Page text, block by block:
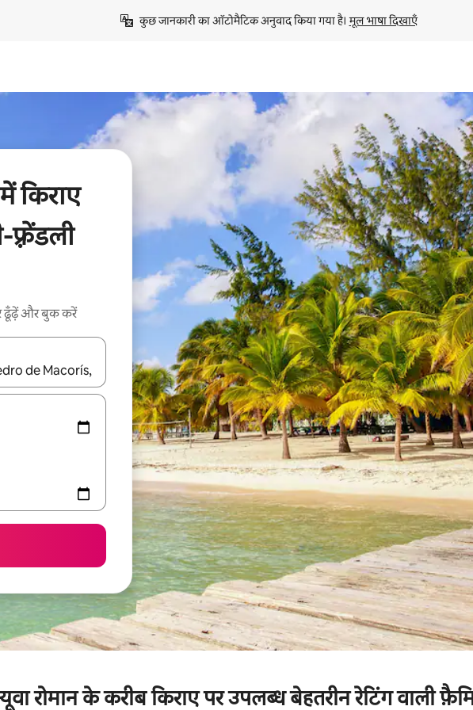
कुछ जानकारी का ऑटोमैटिक अनुवाद किया गया है। मूल भाषा दिखाएँ
किराए
फ़्रेंडली
ढूँढ़ें और बुक करें
की' का इस्तेमाल करके नेविगेट करें या टच या फिर स्वाइप जेस्चर का इस्तेमाल करके एक्सप्लोर करें।
रोमान के करीब किराए पर उपलब्ध बेहतरीन रेटिंग वाली